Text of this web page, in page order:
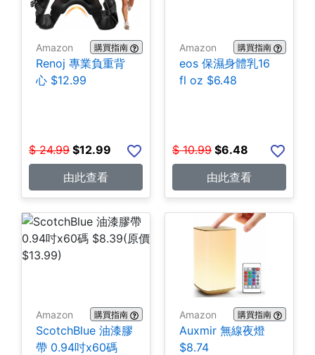
Amazon 購買指南
Renoj 專業負重背
心 $12.99
$ 24.99 $12.99
由此查看
Amazon 購買指南
eos 保濕身體乳16
fl oz $6.48
$ 10.99 $6.48
由此查看
Amazon 購買指南
ScotchBlue 油漆膠
帶 0.94吋x60碼
Amazon 購買指南
Auxmir 無線夜燈
$8.74